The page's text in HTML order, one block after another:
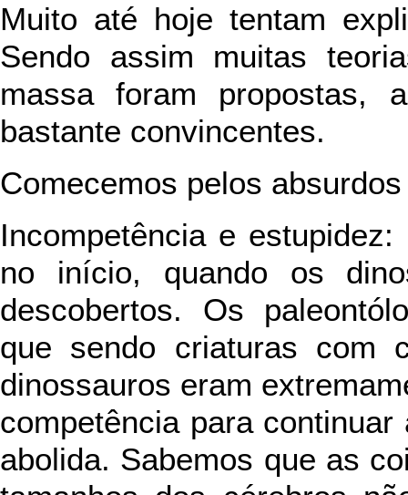
Muito até hoje tentam
Sendo assim muitas
massa foram propostas,
bastante convincentes.
Comecemos pelos
Incompetência e
no início, quando os
descobertos. Os
que sendo criaturas com
dinossauros eram
competência para
abolida. Sabemos que as